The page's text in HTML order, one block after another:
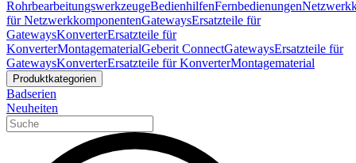
RohrbearbeitungswerkzeugeBedienhilfenFernbedienungen
für NetzwerkkomponentenGatewaysErsatzteile für
GatewaysKonverterErsatzteile für
KonverterMontagematerialGeberit ConnectGatewaysErsatzteile für
GatewaysKonverterErsatzteile für KonverterMontagematerial
Produktkategorien
Badserien
Neuheiten